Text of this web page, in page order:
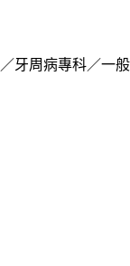
牙周病專科／一般